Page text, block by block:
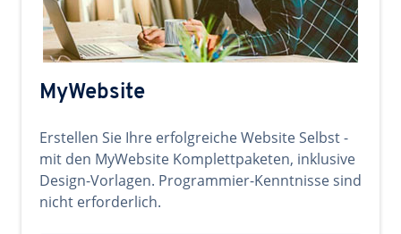
MyWebsite
Erstellen Sie Ihre erfolgreiche Website Selbst -
mit den MyWebsite Komplettpaketen, inklusive
Design-Vorlagen. Programmier-Kenntnisse sind
nicht erforderlich.